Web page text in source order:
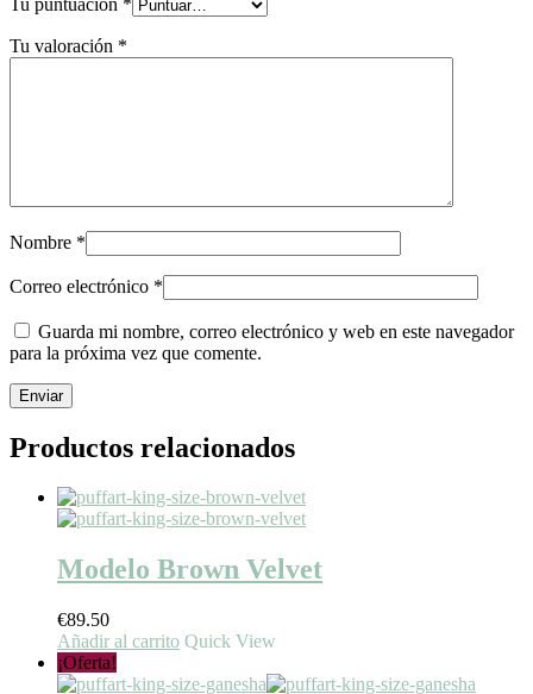
Tu valoración *
Nombre *
Correo electrónico *
Guarda mi nombre, correo electrónico y web en este navegador
para la próxima vez que comente.
Productos relacionados
Modelo Brown Velvet
€89.50
Añadir al carrito Quick View
¡Oferta!